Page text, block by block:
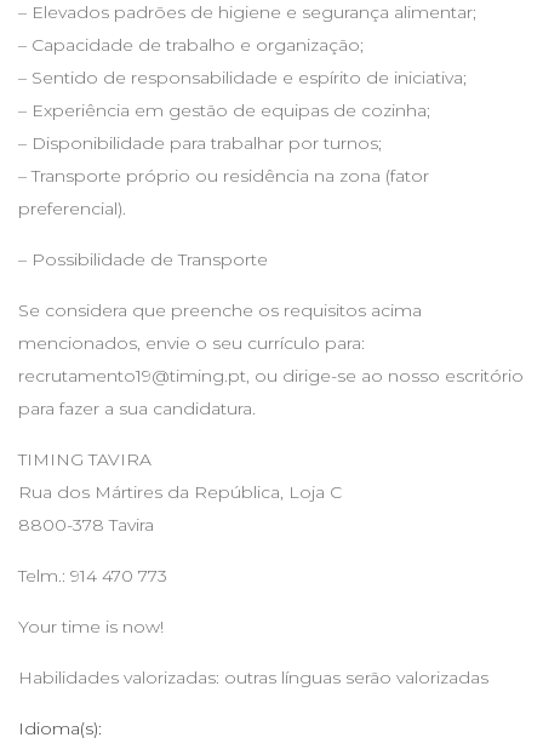
– Elevados padrões de higiene e segurança alimentar;
– Capacidade de trabalho e organização;
– Sentido de responsabilidade e espírito de iniciativa;
– Experiência em gestão de equipas de cozinha;
– Disponibilidade para trabalhar por turnos;
– Transporte próprio ou residência na zona (fator
preferencial).
– Possibilidade de Transporte
Se considera que preenche os requisitos acima
mencionados, envie o seu currículo para:
recrutamento19@timing.pt, ou dirige-se ao nosso escritório
para fazer a sua candidatura.
TIMING TAVIRA
Rua dos Mártires da República, Loja C
8800-378 Tavira
Telm.: 914 470 773
Your time is now!
Habilidades valorizadas: outras línguas serão valorizadas
Idioma(s):